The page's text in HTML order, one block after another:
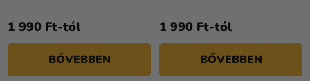
1 990 Ft-tól
BŐVEBBEN
1 990 Ft-tól
BŐVEBBEN